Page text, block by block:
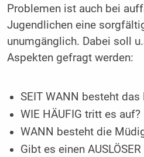
Problemen ist auch bei
Jugendlichen eine
unumgänglich. Dabei soll
Aspekten gefragt werden:
SEIT WANN besteht das
WIE HÄUFIG tritt es auf?
WANN besteht die
Gibt es einen